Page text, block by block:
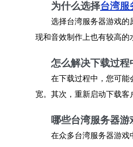
为什么选择台湾服
选择台湾服务器游戏的
现和音效制作上也有较高的
怎么解决下载过程
在下载过程中，您可能
宽。其次，重新启动下载客
哪些台湾服务器游
在众多台湾服务器游戏